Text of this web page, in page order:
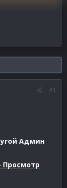
#1
Админ
Просмотр